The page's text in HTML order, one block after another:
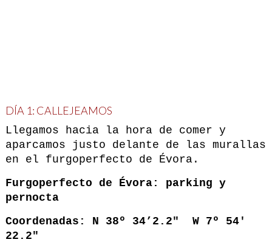
DÍA 1: CALLEJEAMOS
Llegamos hacia la hora de comer y
aparcamos justo delante de las murallas
en el furgoperfecto de Évora.
Furgoperfecto de Évora: parking y
pernocta
Coordenadas: N 38º 34’2.2″ W 7º 54′
22.2″